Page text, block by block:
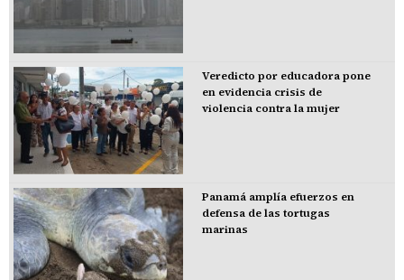
Veredicto por educadora pone
en evidencia crisis de
violencia contra la mujer
Panamá amplía efuerzos en
defensa de las tortugas
marinas